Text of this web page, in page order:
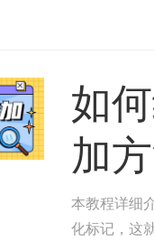
如
加
本教程详细
化标记，这